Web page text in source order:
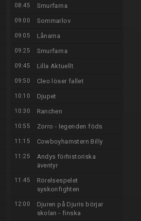
08:45 Smurfarna
09:00 Sommarlov
09:05 Lånarna
09:25 Smurfarna
09:45 Lilla Aktuellt
09:50 Cleo löser fallet
10:10 Djupet
10:30 Ranchen
10:55 Zorro - legenden föds
11:15 Cowboyhamstern Billy
11:25
Andys förhistoriska
äventyr
11:45
Rörelsespelet
syskonfighten
12:00
Djuren på Djuris börjar
skolan - finska